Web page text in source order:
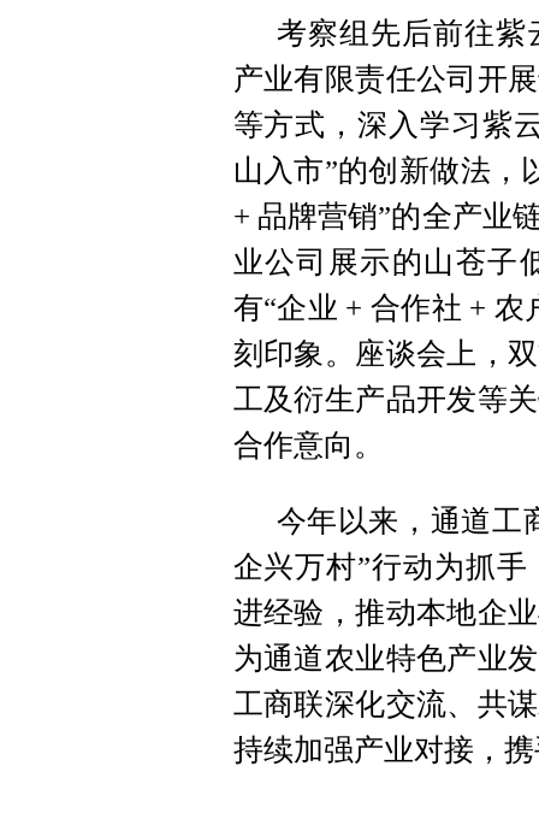
考察组先后前往紫
产业有限责任公司开
等方式，深入学习紫
山入市”的创新做法，
+ 品牌营销”的全产业
业公司展示的山苍子
有“企业 + 合作社 +
刻印象。座谈会上，
工及衍生产品开发等
合作意向。
今年以来，通道工
企兴万村”行动为抓
进经验，推动本地企
为通道农业特色产业
工商联深化交流、共
持续加强产业对接，